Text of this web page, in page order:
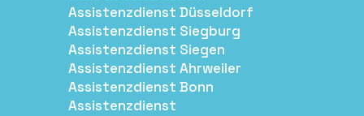
Assistenzdienst Düsseldorf
Assistenzdienst Siegburg
Assistenzdienst Siegen
Assistenzdienst Ahrweiler
Assistenzdienst Bonn
Assistenzdienst